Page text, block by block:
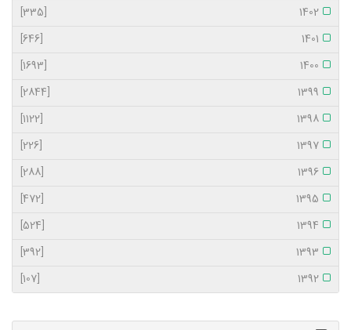
1402
[335]
1401
[646]
1400
[1693]
1399
[2844]
1398
[1122]
1397
[226]
1396
[288]
1395
[472]
1394
[524]
1393
[392]
1392
[107]